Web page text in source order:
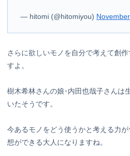
— hitomi (@hitomiyou)
さらに欲しいモノを自分で考えて創
すよ。
樹木希林さんの娘･内田也哉子さんは
いたそうです。
今あるモノをどう使うかと考える力
想ができる大人になりますね。